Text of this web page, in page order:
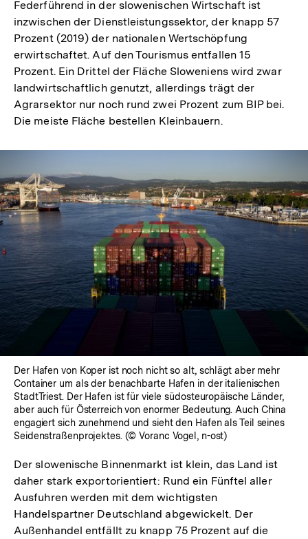
Federführend in der slowenischen Wirtschaft ist
inzwischen der Dienstleistungssektor, der knapp 57
Prozent (2019) der nationalen Wertschöpfung
erwirtschaftet. Auf den Tourismus entfallen 15
Prozent. Ein Drittel der Fläche Sloweniens wird zwar
landwirtschaftlich genutzt, allerdings trägt der
Agrarsektor nur noch rund zwei Prozent zum BIP bei.
Die meiste Fläche bestellen Kleinbauern.
Der Hafen von Koper ist noch nicht so alt, schlägt aber mehr
Container um als der benachbarte Hafen in der italienischen
StadtTriest. Der Hafen ist für viele südosteuropäische Länder,
aber auch für Österreich von enormer Bedeutung. Auch China
engagiert sich zunehmend und sieht den Hafen als Teil seines
Seidenstraßenprojektes. (© Voranc Vogel, n-ost)
Der slowenische Binnenmarkt ist klein, das Land ist
daher stark exportorientiert: Rund ein Fünftel aller
Ausfuhren werden mit dem wichtigsten
Handelspartner Deutschland abgewickelt. Der
Außenhandel entfällt zu knapp 75 Prozent auf die